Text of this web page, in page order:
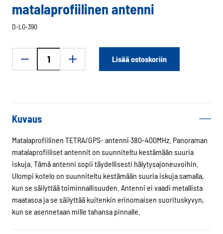
matalaprofiilinen antenni
D-LG-390
GPS/TETRA
määrä
Lisää ostoskoriin
Kuvaus
Matalaprofiilinen TETRA/GPS- antenni 380-400MHz. Panoraman
matalaprofiiliset antennit on suunniteltu kestämään suuria
iskuja. Tämä antenni sopii täydellisesti hälytysajoneuvoihin.
Ulompi kotelo on suunniteltu kestämään suuria iskuja samalla,
kun se säilyttää toiminnallisuuden. Antenni ei vaadi metallista
maatasoa ja se säilyttää kuitenkin erinomaisen suorituskyvyn,
kun se asennetaan mille tahansa pinnalle.